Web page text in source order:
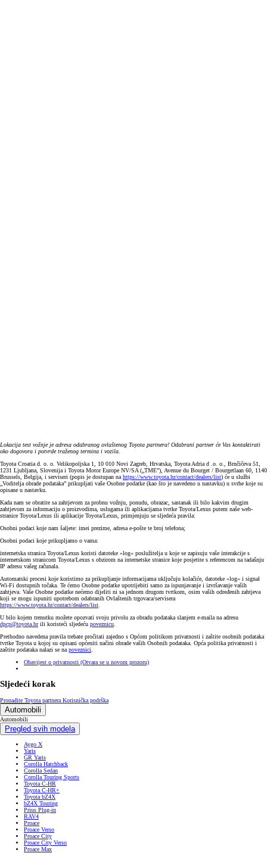
Lokacija test vožnje je adresa odabranog ovlaštenog Toyota partnera! Odabrani partner će Vas kontaktirati
oko dogovora i potvrde traženog termina i vozila.
Toyota Croatia d. o. o. Velikopoljska 1, 10 010 Novi Zagreb, Hrvatska, Toyota Adria d .o. o., Brnčičeva 51,
1231 Ljubljana, Slovenija i Toyota Motor Europe NV/SA („TME”), Avenue du Bourget / Bourgetlaan 60, 1140
Brussels, Belgija, i serviseri (popis je dostupan na https://www.toyota.hr/contact/dealers/list) će u službi
„Voditelja obrade podataka” prikupljati vaše Osobne podatke (kao što je navedeno u nastavku) u svrhe koje su
opisane u nastavku.
Kada nam se obratite sa zahtjevom za probnu vožnju, ponudu, obrazac, sastanak ili bilo kakvim drugim
zahtjevom za informaciju o proizvodima, uslugama ili aplikacijama tvrtke Toyota/Lexus putem naše web-
stranice Toyota/Lexus ili aplikacije Toyota/Lexus, primjenjuju se sljedeća pravila:
Osobni podaci koje nam šaljete: imei prezime, adresa e-pošte te broj telefona;
Osobni podaci koje prikupljamo o vama:
internetska stranica Toyota/Lexus koristi datoteke »log« poslužitelja u koje se zapisuju vaše interakcije s
internetskom stranicom Toyota/Lexus s obzirom na internetske stranice koje posjetite s referencom na tadašnju
IP adresu vašeg računala.
Automatski procesi koje koristimo za prikupljanje informacijama uključuju kolačiće, datoteke »log« i signal
Wi-Fi dostupnih točaka. Te ćemo Osobne podatke upotrijebiti samo za ispunjavanje i izvršavanje vaših
zahtjeva. Vaše Osobne podatke nećemo dijeliti ni sa jednom drugom tvrtkom, osim vaših određenih zahtjeva
koji se mogu ispuniti upotrebom odabranih Ovlaštenih trgovaca/servisera
https://www.toyota.hr/contact/dealers/list
U bilo kojem trenutku možete opozvati svoju privolu za obradu podataka slanjem e-maila na adresu
dpcp@toyota.hrili koristeći sljedeću poveznicu
Prethodno navedena pravila trebate pročitati zajedno s Općom politikom privatnosti i zaštite osobnih podataka
tvrtke Toyota u kojoj su opisani općeniti načini obrade vaših Osobnih podataka. Opća politika privatnosti i
zaštite podataka nalazi se na poveznici
Obavijest o privatnosti (Otvara se u novom prozoru)
Sljedeći korak
Pronađite Toyota partnera Korisnička podrška
Automobili
Automobili
Pregled svih modela
Aygo X
Yaris
GR Yaris
Corolla Hatchback
Corolla Sedan
Corolla Touring Sports
Toyota C-HR
Toyota C-HR+
Toyota bZ4X
bZ4X Touring
Prius Plug-in
RAV4
Proace
Proace Verso
Proace City
Proace City Verso
Proace Max